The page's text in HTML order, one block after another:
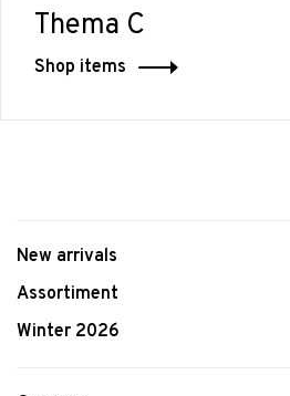
Thema C
Shop items
New arrivals
Assortiment
Winter 2026